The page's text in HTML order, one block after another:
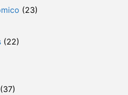
(23)
(22)
(37)